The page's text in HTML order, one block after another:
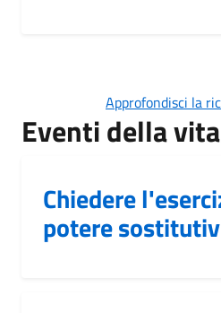
Approfondisci la
Eventi della vita
Chiedere
potere